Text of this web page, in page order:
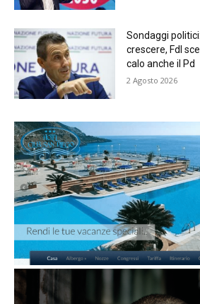
Sondaggi
crescere, FdI
calo anche il Pd
2 Agosto 2026